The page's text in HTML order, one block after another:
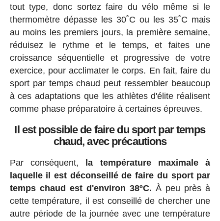
tout type, donc sortez faire du vélo même si le
thermomètre dépasse les 30˚C ou les 35˚C mais
au moins les premiers jours, la première semaine,
réduisez le rythme et le temps, et faites une
croissance séquentielle et progressive de votre
exercice, pour acclimater le corps. En fait, faire du
sport par temps chaud peut ressembler beaucoup
à ces adaptations que les athlètes d'élite réalisent
comme phase préparatoire à certaines épreuves.
Il est possible de faire du sport par temps
chaud, avec précautions
Par conséquent,
la température maximale à
laquelle il est déconseillé de faire du sport par
temps chaud est d'environ 38ºC. À peu près à
cette température, il est conseillé de chercher une
autre période de la journée avec une température